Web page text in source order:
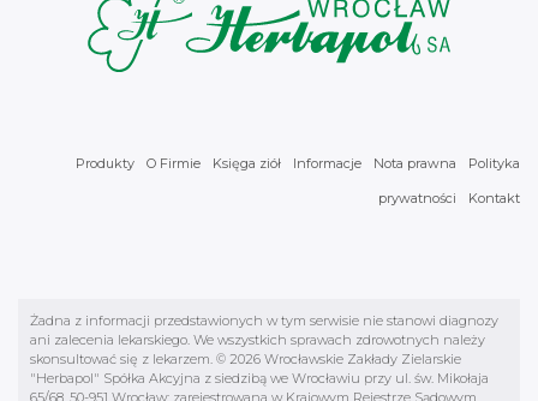
Produkty O Firmie Księga ziół Informacje Nota prawna Polityka
prywatności Kontakt
Żadna z informacji przedstawionych w tym serwisie nie stanowi diagnozy
ani zalecenia lekarskiego. We wszystkich sprawach zdrowotnych należy
skonsultować się z lekarzem. © 2026 Wrocławskie Zakłady Zielarskie
"Herbapol" Spółka Akcyjna z siedzibą we Wrocławiu przy ul. św. Mikołaja
65/68, 50-951 Wrocław; zarejestrowana w Krajowym Rejestrze Sądowym